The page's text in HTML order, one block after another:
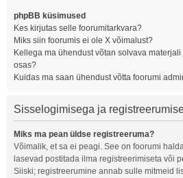
phpBB küsimused
Kes kirjutas selle foorumitarkvara?
Miks siin foorumis ei ole X võimalust?
Kellega ma ühendust võtan solvava
osas?
Kuidas ma saan ühendust võtta foorumi
Sisselogimisega ja
Miks ma pean üldse registreeruma?
Võimalik, et sa ei peagi. See on foorumi
lasevad postitada ilma registreerimiseta või
Siiski; registreerumine annab sulle mitmeid